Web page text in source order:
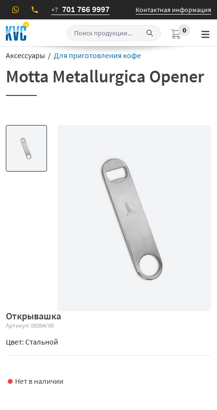
+7 701 766 9997 Контактная информация
0
Аксессуары / Для приготовления кофе
Motta Metallurgica Opener
Открывашка
Артикул: 00394/00
Цвет: Стальной
Нет в наличии